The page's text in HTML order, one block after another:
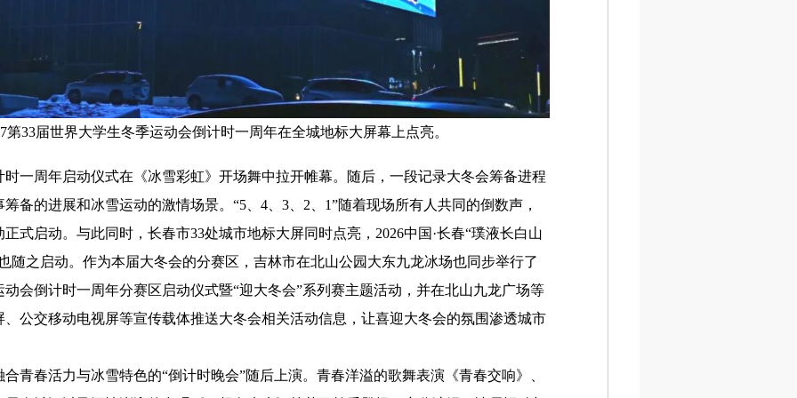
第33届世界大学生冬季运动会倒计时一周年在全城地标大屏幕上点亮。
周年启动仪式在《冰雪彩虹》开场舞中拉开帷幕。随后，一段记录大冬会筹备进程
备的进展和冰雪运动的激情场景。“5、4、3、2、1”随着现场所有人共同的倒数声，
式启动。与此同时，长春市33处城市地标大屏同时点亮，2026中国·长春“璞液长白山
随之启动。作为本届大冬会的分赛区，吉林市在北山公园大东九龙冰场也同步举行了
会倒计时一周年分赛区启动仪式暨“迎大冬会”系列赛主题活动，并在北山九龙广场等
公交移动电视屏等宣传载体推送大冬会相关活动信息，让喜迎大冬会的氛围渗透城市
春活力与冰雪特色的“倒计时晚会”随后上演。青春洋溢的歌舞表演《青春交响》、